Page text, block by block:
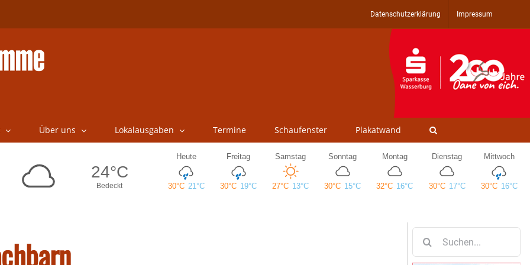
Datenschutzerklärung Impressum
Über uns Lokalausgaben Termine Schaufenster Plakatwand
nach: